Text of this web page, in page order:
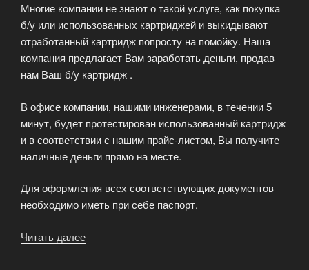
Многие компании не знают о такой услуге, как покупка
б/у или использованных картриджей и выкидывают
отработанный картридж попросту на помойку. Наша
компания предлагает Вам заработать деньги, продав
нам Ваш б/у картридж .
В офисе компании, нашими инженерами, в течении 5
минут, будет протестирован использованный картридж
и в соответствии с нашим прайс-листом, Вы получите
наличные деньги прямо на месте.
Для оформления всех соответствующих документов
необходимо иметь при себе паспорт.
Читать далее